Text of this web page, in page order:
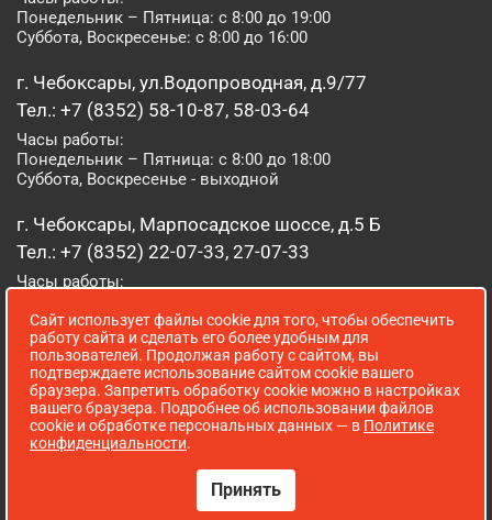
Понедельник – Пятница: с 8:00 до 19:00
Суббота, Воскресенье: с 8:00 до 16:00
г. Чебоксары, ул.Водопроводная, д.9/77
Тел.: +7 (8352) 58-10-87, 58-03-64
Часы работы:
Понедельник – Пятница: с 8:00 до 18:00
Суббота, Воскресенье - выходной
г. Чебоксары, Марпосадское шоссе, д.5 Б
Тел.: +7 (8352) 22-07-33, 27-07-33
Часы работы:
Суббота, Воскресенье: с 8:00 до 16:00
г. Йошкар-Ола, ул. Луначарского, д. 52 А
Тел.: (8362) 41-07-31
Часы работы:
Понедельник – Пятница: с 8:00 до 18:00
Сопровождение сайта WebStroy
Сайт использует файлы cookie для того, чтобы обеспечить
работу сайта и сделать его более удобным для
пользователей. Продолжая работу с сайтом, вы
подтверждаете использование сайтом cookie вашего
браузера. Запретить обработку cookie можно в настройках
вашего браузера. Подробнее об использовании файлов
cookie и обработке персональных данных — в Политике
конфиденциальности.
Принять